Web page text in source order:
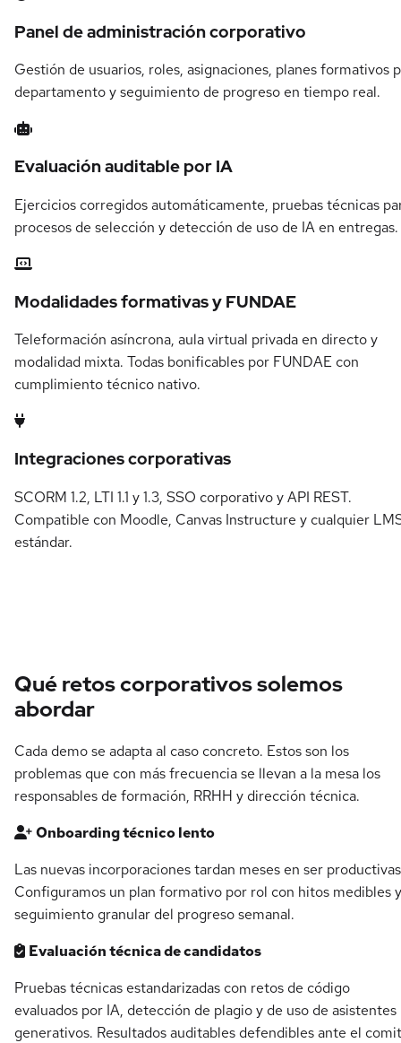
Panel de administración corporativo
Gestión de usuarios, roles, asignaciones, planes formativos
departamento y seguimiento de progreso en tiempo real.
Evaluación auditable por IA
Ejercicios corregidos automáticamente, pruebas técnicas
procesos de selección y detección de uso de IA en entregas.
Modalidades formativas y FUNDAE
Teleformación asíncrona, aula virtual privada en directo y
modalidad mixta. Todas bonificables por FUNDAE con
cumplimiento técnico nativo.
Integraciones corporativas
SCORM 1.2, LTI 1.1 y 1.3, SSO corporativo y API REST.
Compatible con Moodle, Canvas Instructure y cualquier
estándar.
Qué retos corporativos solemos
abordar
Cada demo se adapta al caso concreto. Estos son los
problemas que con más frecuencia se llevan a la mesa los
responsables de formación, RRHH y dirección técnica.
Onboarding técnico lento
Las nuevas incorporaciones tardan meses en ser
Configuramos un plan formativo por rol con hitos medibles y
seguimiento granular del progreso semanal.
Evaluación técnica de candidatos
Pruebas técnicas estandarizadas con retos de código
evaluados por IA, detección de plagio y de uso de asistentes
generativos. Resultados auditables defendibles ante el